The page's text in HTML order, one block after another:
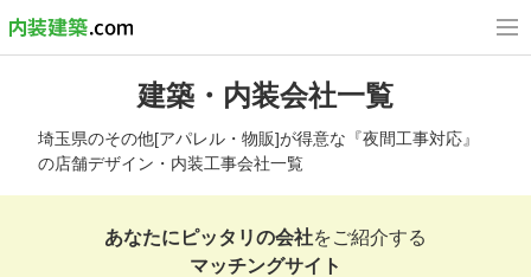
建築・内装会社一覧
埼玉県のその他[アパレル・物販]が得意な『夜間工事対応』
の店舗デザイン・内装工事会社一覧
あなたにピッタリの会社をご紹介する
マッチングサイト